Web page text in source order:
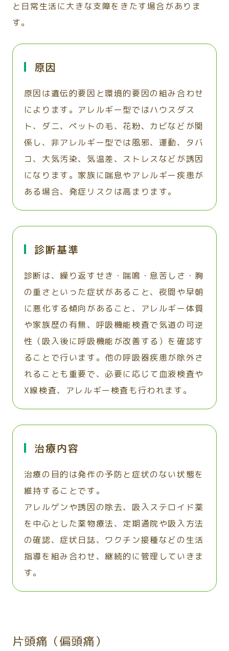
と日常生活に大きな支障をきたす場合がありま
す。
原因
原因は遺伝的要因と環境的要因の組み合わせ
によります。アレルギー型ではハウスダス
ト、ダニ、ペットの毛、花粉、カビなどが関
係し、非アレルギー型では風邪、運動、タバ
コ、大気汚染、気温差、ストレスなどが誘因
になります。家族に喘息やアレルギー疾患が
ある場合、発症リスクは高まります。
診断基準
診断は、繰り返すせき・喘鳴・息苦しさ・胸
の重さといった症状があること、夜間や早朝
に悪化する傾向があること、アレルギー体質
や家族歴の有無、呼吸機能検査で気道の可逆
性（吸入後に呼吸機能が改善する）を確認す
ることで行います。他の呼吸器疾患が除外さ
れることも重要で、必要に応じて血液検査や
X線検査、アレルギー検査も行われます。
治療内容
治療の目的は発作の予防と症状のない状態を
維持することです。
アレルゲンや誘因の除去、吸入ステロイド薬
を中心とした薬物療法、定期通院や吸入方法
の確認、症状日誌、ワクチン接種などの生活
指導を組み合わせ、継続的に管理していきま
す。
片頭痛（偏頭痛）